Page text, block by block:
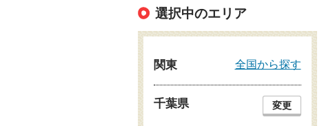
選択中のエリア
関東 全国から探す
千葉県 変更